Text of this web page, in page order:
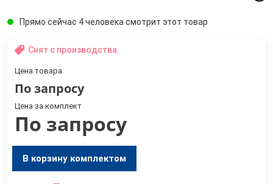
Прямо сейчас 4 человека смотрит этот товар
Снят с производства
Цена товара
По запросу
Цена за комплект
По запросу
В корзину комплектом